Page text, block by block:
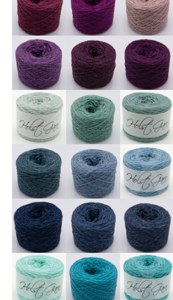
X
X
X